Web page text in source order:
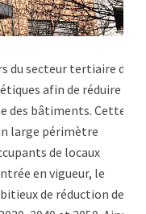
du secteur tertiaire de
afin de réduire
des bâtiments. Cette
large périmètre
de locaux
en vigueur, le
de réduction des